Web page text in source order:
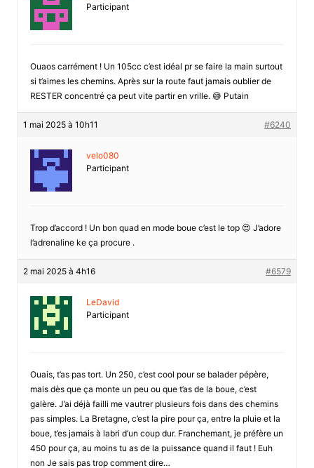
Participant
Ouaos carrément ! Un 105cc c’est idéal pr se faire la main surtout
si t’aimes les chemins. Après sur la route faut jamais oublier de
RESTER concentré ça peut vite partir en vrille. 😅 Putain
1 mai 2025 à 10h11 #6240
velo080
Participant
Trop d’accord ! Un bon quad en mode boue c’est le top 😍 J’adore
l’adrenaline ke ça procure .
2 mai 2025 à 4h16 #6579
LeDavid
Participant
Ouais, t’as pas tort. Un 250, c’est cool pour se balader pépère,
mais dès que ça monte un peu ou que t’as de la boue, c’est
galère. J’ai déjà failli me vautrer plusieurs fois dans des chemins
pas simples. La Bretagne, c’est la pire pour ça, entre la pluie et la
boue, t’es jamais à labri d’un coup dur. Franchemant, je préfère un
450 pour ça, au moins tu as de la puissance quand il faut ! Euh
non Je sais pas trop comment dire…